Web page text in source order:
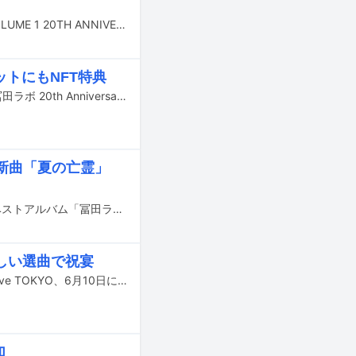
12月13日にコンピレーションアルバム「RELAXIN' WITH JAPANESE LOVERS VOLUME 1 20TH ANNIVERSARY JAPANESE LOVERS COLLECTIONS」と「RELAXIN' WITH JAPANESE LOVERS VOLUME 8 OLD TO THE NEW JAPANESE LOVERS COLLECTIONS」が発売される。
トにもNFT特典
7月15日に東京・TOKYO DOME CITY HALLで開催される冨田ラボのイベント「冨田ラボ 20th Anniversary Presents “HOPE for US”」のゲストシンガーが発表された。
「夏の亡霊」
6月21日にリリースされる冨田ラボおよび冨田恵一の関連楽曲を集めたワークスベストアルバム「冨田ラボ / 冨田恵一 WORKS BEST 2 ～beautiful songs to remember～」の収録曲詳細が発表された。
い選曲で祝宴
birdのデビュー25周年を記念したワンマンライブが、6月2日に東京・Billboard Live TOKYO、6月10日に大阪・Billboard Live OSAKAで開催される。